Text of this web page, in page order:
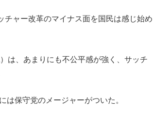
ャー改革のマイナス面を国民は感じ始め
）は、あまりにも不公平感が強く、サッチ
は保守党のメージャーがついた。